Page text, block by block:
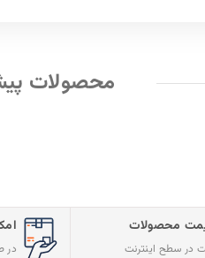
محصولات
محصولات
در سطح اینترنت در